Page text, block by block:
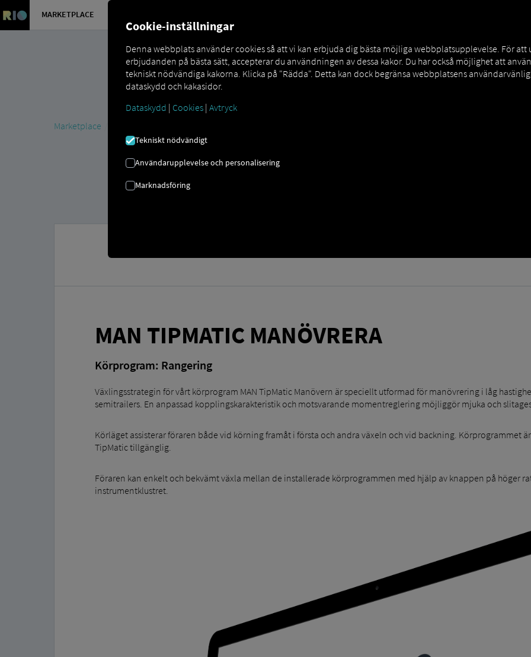
MARKETPLACE
Marketplace
MAN TIPMATIC MANÖVRERA
Körprogram: Rangering
Växlingsstrategin för vårt körprogram MAN TipMatic Manövern är speciellt utformad för manövrering i låg
semitrailers. En anpassad kopplingskarakteristik och motsvarande momentreglering möjliggör mjuka och
Körläget assisterar föraren både vid körning framåt i första och andra växeln och vid backning. Körprogrammet
TipMatic tillgänglig.
Föraren kan enkelt och bekvämt växla mellan de installerade körprogrammen med hjälp av knappen på höger
instrumentklustret.
Cookie-inställningar
Denna webbplats använder cookies så att vi kan erbjuda dig bästa möjliga webbplatsupplevelse. För
erbjudanden på bästa sätt, accepterar du användningen av dessa kakor. Du har också möjlighet att
tekniskt nödvändiga kakorna. Klicka på "Rädda". Detta kan dock begränsa webbplatsens
dataskydd och kakasidor.
Dataskydd | Cookies | Avtryck
Tekniskt nödvändigt
Användarupplevelse och personalisering
Marknadsföring